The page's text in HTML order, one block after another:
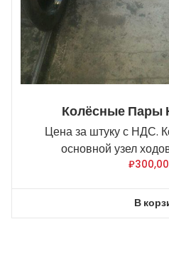
Колёсные Пары
Цена за штуку с НДС.
основной узел
₽
В